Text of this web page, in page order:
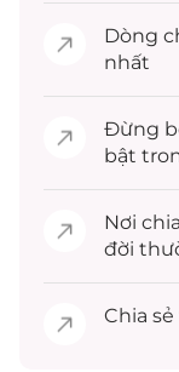
Dòng
nhất
Đừng
bật
Nơi
đời
Chia sẻ